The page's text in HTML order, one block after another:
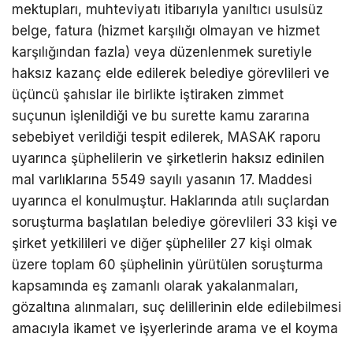
mektupları, muhteviyatı itibarıyla yanıltıcı usulsüz
belge, fatura (hizmet karşılığı olmayan ve hizmet
karşılığından fazla) veya düzenlenmek suretiyle
haksız kazanç elde edilerek belediye görevlileri ve
üçüncü şahıslar ile birlikte iştiraken zimmet
suçunun işlenildiği ve bu surette kamu zararına
sebebiyet verildiği tespit edilerek, MASAK raporu
uyarınca şüphelilerin ve şirketlerin haksız edinilen
mal varlıklarına 5549 sayılı yasanın 17. Maddesi
uyarınca el konulmuştur. Haklarında atılı suçlardan
soruşturma başlatılan belediye görevlileri 33 kişi ve
şirket yetkilileri ve diğer şüpheliler 27 kişi olmak
üzere toplam 60 şüphelinin yürütülen soruşturma
kapsamında eş zamanlı olarak yakalanmaları,
gözaltına alınmaları, suç delillerinin elde edilebilmesi
amacıyla ikamet ve işyerlerinde arama ve el koyma